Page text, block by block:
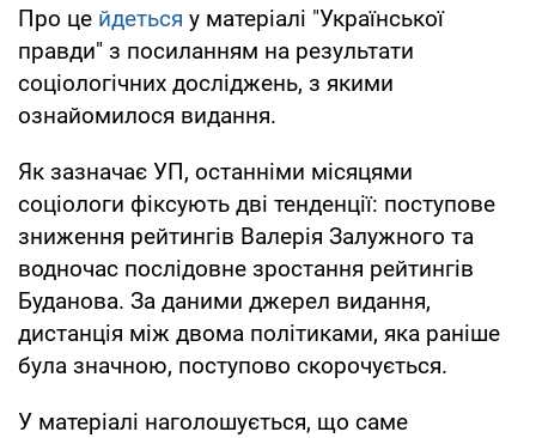
Про це йдеться у матеріалі "Української
правди" з посиланням на результати
соціологічних досліджень, з якими
ознайомилося видання.
Як зазначає УП, останніми місяцями
соціологи фіксують дві тенденції: поступове
зниження рейтингів Валерія Залужного та
водночас послідовне зростання рейтингів
Буданова. За даними джерел видання,
дистанція між двома політиками, яка раніше
була значною, поступово скорочується.
У матеріалі наголошується, що саме